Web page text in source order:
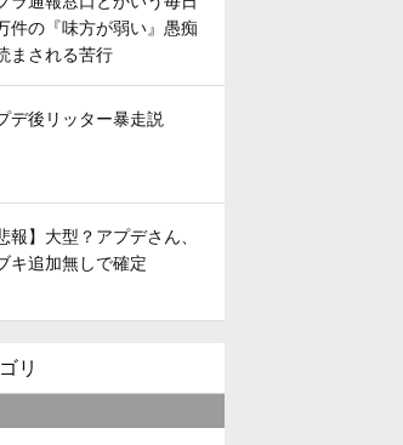
件の『味方が弱い』愚痴
まされる苦行
デ後リッター暴走説
報】大型？アプデさん、
キ追加無しで確定
リ